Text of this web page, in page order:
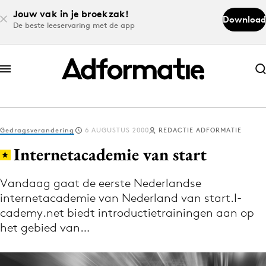
Jouw vak in je broekzak!
De beste leeservaring met de app
Download
Abonneer nu
Abonneer nu
Log in
Download de app
Volg het laatste nieuws via de Adformatie
Nieuws app
Gedragsverandering 6 AUGUSTUS 2000 REDACTIE ADFORMATIE
Internetacademie van start
Vandaag gaat de eerste Nederlandse
internetacademie van Nederland van start.I-
cademy.net biedt introductietrainingen aan op
het gebied van…